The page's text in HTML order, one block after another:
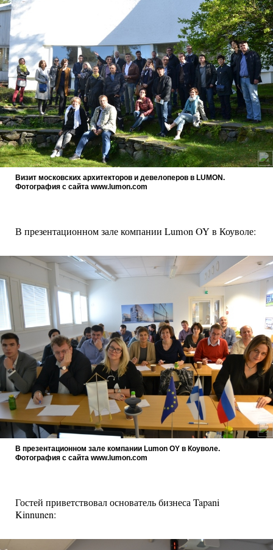
Визит московских архитекторов и девелоперов в LUMON.
Фотография с сайта www.lumon.com
В презентационном зале компании Lumon OY в Коуволе:
В презентационном зале компании Lumon OY в Коуволе.
Фотография с сайта www.lumon.com
Гостей приветствовал основатель бизнеса Tapani
Kinnunen: